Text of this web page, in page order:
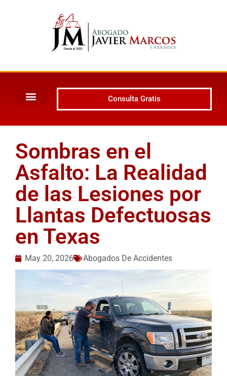
Consulta Gratis
Sombras en el
Asfalto: La Realidad
de las Lesiones por
Llantas Defectuosas
en Texas
May 20, 2026 Abogados De Accidentes